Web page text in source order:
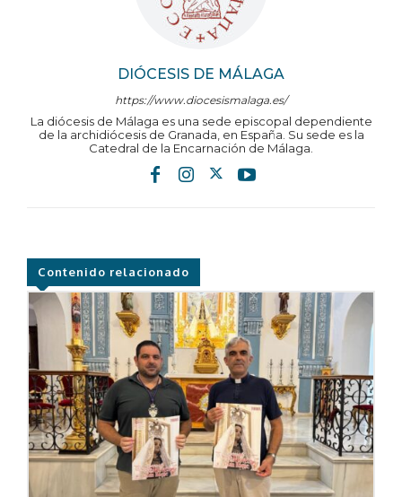
DIÓCESIS DE MÁLAGA
https://www.diocesismalaga.es/
La diócesis de Málaga es una sede episcopal dependiente
de la archidiócesis de Granada, en España. Su sede es la
Catedral de la Encarnación de Málaga.
Contenido relacionado